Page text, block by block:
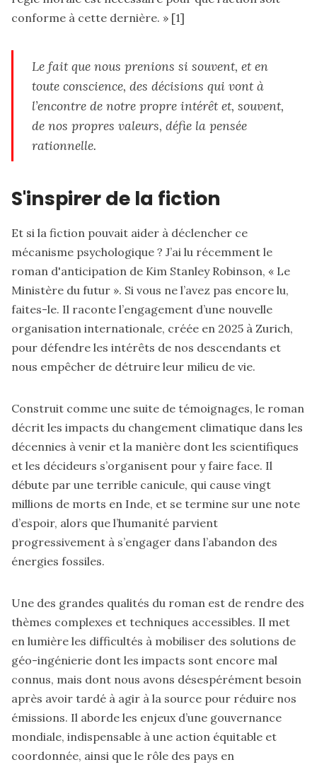
conforme à cette dernière. » [1]
Le fait que nous prenions si souvent, et en
toute conscience, des décisions qui vont à
l’encontre de notre propre intérêt et, souvent,
de nos propres valeurs, défie la pensée
rationnelle.
S'inspirer de la fiction
Et si la fiction pouvait aider à déclencher ce
mécanisme psychologique ? J’ai lu récemment le
roman d'anticipation de Kim Stanley Robinson, « Le
Ministère du futur ». Si vous ne l’avez pas encore lu,
faites-le. Il raconte l’engagement d’une nouvelle
organisation internationale, créée en 2025 à Zurich,
pour défendre les intérêts de nos descendants et
nous empêcher de détruire leur milieu de vie.
Construit comme une suite de témoignages, le roman
décrit les impacts du changement climatique dans les
décennies à venir et la manière dont les scientifiques
et les décideurs s’organisent pour y faire face. Il
débute par une terrible canicule, qui cause vingt
millions de morts en Inde, et se termine sur une note
d’espoir, alors que l’humanité parvient
progressivement à s’engager dans l’abandon des
énergies fossiles.
Une des grandes qualités du roman est de rendre des
thèmes complexes et techniques accessibles. Il met
en lumière les difficultés à mobiliser des solutions de
géo-ingénierie dont les impacts sont encore mal
connus, mais dont nous avons désespérément besoin
après avoir tardé à agir à la source pour réduire nos
émissions. Il aborde les enjeux d’une gouvernance
mondiale, indispensable à une action équitable et
coordonnée, ainsi que le rôle des pays en